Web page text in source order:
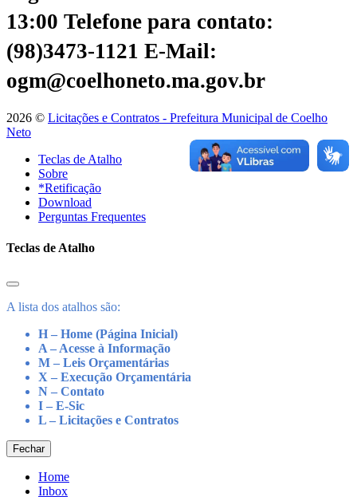
13:00 Telefone para contato:
(98)3473-1121 E-Mail:
ogm@coelhoneto.ma.gov.br
2026 © Licitações e Contratos - Prefeitura Municipal de Coelho
Neto
Teclas de Atalho
Sobre
*Retificação
Download
Perguntas Frequentes
Teclas de Atalho
A lista dos atalhos são:
H – Home (Página Inicial)
A – Acesse à Informação
M – Leis Orçamentárias
X – Execução Orçamentária
N – Contato
I – E-Sic
L – Licitações e Contratos
Fechar
Home
Inbox